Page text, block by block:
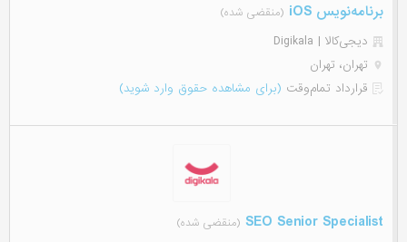
برنامه‌نویس iOS (منقضی شده)
دیجی‌‌کالا | Digikala
تهران، تهران
قرارداد تمام‌وقت (برای مشاهده حقوق وارد شوید)
SEO Senior Specialist (منقضی شده)